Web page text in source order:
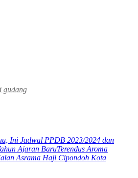
gudang
Ini Jadwal PPDB 2023/2024 dan
Ajaran BaruTerendus Aroma
Asrama Haji Cipondoh Kota